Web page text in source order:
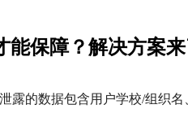
保障？解决方案来
露的数据包含用户学校/组织